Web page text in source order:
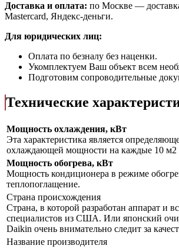
Доставка и оплата: по Москве —
Mastercard, Яндекс-деньги.
Для юридических лиц:
Оплата по безналу без наценки.
Укомплектуем Ваш объект всем
Подготовим сопроводительные
Технические
Мощность охлаждения, кВт
Эта характеристика является
охлаждающей мощности на каждые 10 м2
Мощность обогрева, кВт
Мощность кондиционера в режиме
теплопоглащение.
Страна происхождения
Страна, в которой разработан аппарат и
специалистов из США. Или японский
Daikin очень внимательно следит за
Название производителя